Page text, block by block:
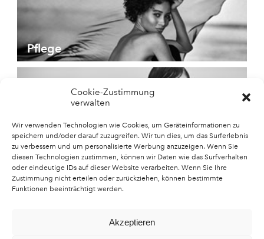
Cookie-Zustimmung
verwalten
Wir verwenden Technologien wie Cookies, um Geräteinformationen zu
speichern und/oder darauf zuzugreifen. Wir tun dies, um das Surferlebnis
zu verbessern und um personalisierte Werbung anzuzeigen. Wenn Sie
diesen Technologien zustimmen, können wir Daten wie das Surfverhalten
oder eindeutige IDs auf dieser Website verarbeiten. Wenn Sie Ihre
Zustimmung nicht erteilen oder zurückziehen, können bestimmte
Funktionen beeinträchtigt werden.
Akzeptieren
Pflege
Neuheiten